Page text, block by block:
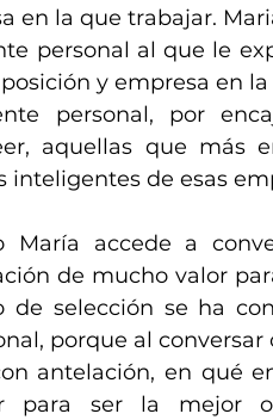
en la que trabajar.
personal al que le
y empresa en
personal, por
aquellas que más
inteligentes de esas
María accede a
de mucho valor
de selección se ha
porque al
antelación, en qué
para ser la mejor